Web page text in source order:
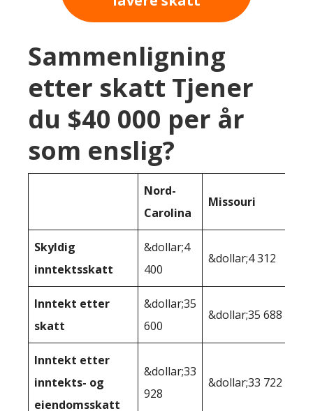
Sammenligning
etter skatt Tjener
du $40 000 per år
som enslig?
Nord-
Carolina
Missouri
Skyldig
inntektsskatt
&dollar;4
400
&dollar;4 312
Inntekt etter
skatt
&dollar;35
600
&dollar;35 688
Inntekt etter
inntekts- og
eiendomsskatt
&dollar;33
928
&dollar;33 722